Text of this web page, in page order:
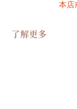
本店
了解更多